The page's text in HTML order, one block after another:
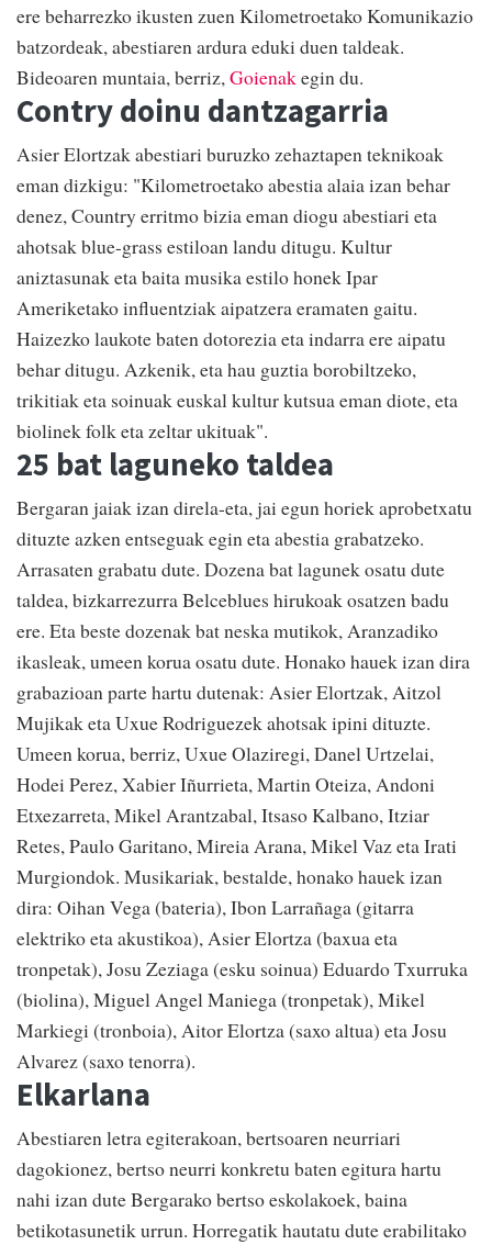
ere beharrezko ikusten zuen Kilometroetako Komunikazio
batzordeak, abestiaren ardura eduki duen taldeak.
Bideoaren muntaia, berriz,Goienakegin du.
Contry doinu dantzagarria
Asier Elortzak abestiari buruzko zehaztapen teknikoak
eman dizkigu: "Kilometroetako abestia alaia izan behar
denez, Country erritmo bizia eman diogu abestiari eta
ahotsak blue-grass estiloan landu ditugu. Kultur
aniztasunak eta baita musika estilo honek Ipar
Ameriketako influentziak aipatzera eramaten gaitu.
Haizezko laukote baten dotorezia eta indarra ere aipatu
behar ditugu. Azkenik, eta hau guztia borobiltzeko,
trikitiak eta soinuak euskal kultur kutsua eman diote, eta
biolinek folk eta zeltar ukituak".
25 bat laguneko taldea
Bergaran jaiak izan direla-eta, jai egun horiek aprobetxatu
dituzte azken entseguak egin eta abestia grabatzeko.
Arrasaten grabatu dute. Dozena bat lagunek osatu dute
taldea, bizkarrezurra Belceblues hirukoak osatzen badu
ere. Eta beste dozenak bat neska mutikok, Aranzadiko
ikasleak, umeen korua osatu dute. Honako hauek izan dira
grabazioan parte hartu dutenak: Asier Elortzak, Aitzol
Mujikak eta Uxue Rodriguezek ahotsak ipini dituzte.
Umeen korua, berriz, Uxue Olaziregi, Danel Urtzelai,
Hodei Perez, Xabier Iñurrieta, Martin Oteiza, Andoni
Etxezarreta, Mikel Arantzabal, Itsaso Kalbano, Itziar
Retes, Paulo Garitano, Mireia Arana, Mikel Vaz eta Irati
Murgiondok. Musikariak, bestalde, honako hauek izan
dira: Oihan Vega (bateria), Ibon Larrañaga (gitarra
elektriko eta akustikoa), Asier Elortza (baxua eta
tronpetak), Josu Zeziaga (esku soinua) Eduardo Txurruka
(biolina), Miguel Angel Maniega (tronpetak), Mikel
Markiegi (tronboia), Aitor Elortza (saxo altua) eta Josu
Alvarez (saxo tenorra).
Elkarlana
Abestiaren letra egiterakoan, bertsoaren neurriari
dagokionez, bertso neurri konkretu baten egitura hartu
nahi izan dute Bergarako bertso eskolakoek, baina
betikotasunetik urrun. Horregatik hautatu dute erabilitako